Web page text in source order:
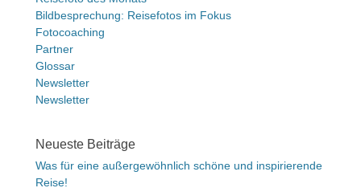
Bildbesprechung: Reisefotos im Fokus
Fotocoaching
Partner
Glossar
Newsletter
Newsletter
Neueste Beiträge
Was für eine außergewöhnlich schöne und inspirierende
Reise!